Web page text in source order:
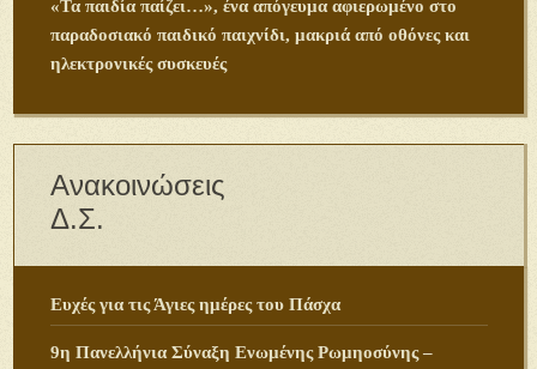
«Τα παιδία παίζει…», ένα απόγευμα αφιερωμένο στο
παραδοσιακό παιδικό παιχνίδι, μακριά από οθόνες και
ηλεκτρονικές συσκευές
Ανακοινώσεις
Δ.Σ.
Ευχές για τις Άγιες ημέρες του Πάσχα
9η Πανελλήνια Σύναξη Ενωμένης Ρωμηοσύνης –